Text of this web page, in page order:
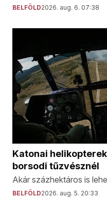
BELFÖLD2026. aug. 6. 07:38
Katonai
borsodi tűzvésznél
Akár százhektáros is
BELFÖLD2026. aug. 5. 20:33